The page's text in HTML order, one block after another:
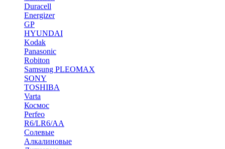
Duracell
Energizer
GP
HYUNDAI
Kodak
Panasonic
Robiton
Samsung PLEOMAX
SONY
TOSHIBA
Varta
Космос
Perfeo
R6/LR6/AA
Солевые
Алкалиновые